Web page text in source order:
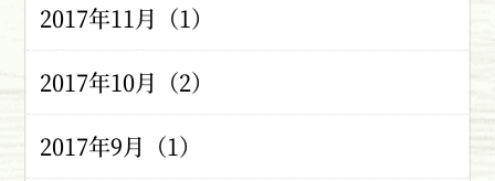
2017年11月（1）
2017年10月（2）
2017年9月（1）